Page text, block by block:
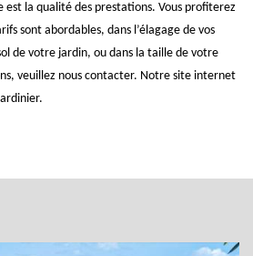
est la qualité des prestations. Vous profiterez
sont abordables, dans l’élagage de vos
de votre jardin, ou dans la taille de votre
veuillez nous contacter. Notre site internet